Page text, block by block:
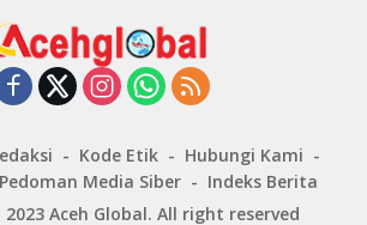
Kode Etik
Hubungi Kami
Pedoman Media Siber
Indeks Berita
Aceh Global. All right reserved